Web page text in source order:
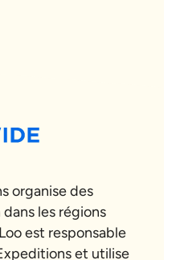
organise des
les régions
est responsable
et utilise